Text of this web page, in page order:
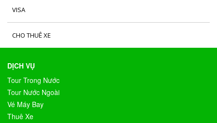
VISA
CHO THUÊ XE
DỊCH VỤ
Tour Trong Nước
Tour Nước Ngoài
Vé Máy Bay
Thuê Xe